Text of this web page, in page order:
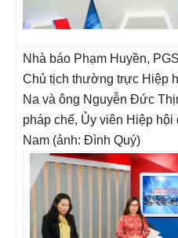
Nhà báo Phạm Huyền,
Chủ tịch thường trực Hiệp
Na và ông Nguyễn Đức
pháp chế, Ủy viên Hiệp
Nam (ảnh: Đình Quý)